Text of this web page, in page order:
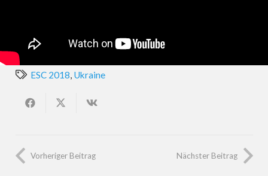
ESC 2018, Ukraine
Vorheriger Beitrag Nächster Beitrag